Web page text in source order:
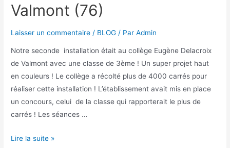
Valmont (76)
Laisser un commentaire / BLOG / ParAdmin
Notre seconde installation était au collège Eugène Delacroix
de Valmont avec une classe de 3ème ! Un super projet haut
en couleurs ! Le collège a récolté plus de 4000 carrés pour
réaliser cette installation ! L’établissement avait mis en place
un concours, celui de la classe qui rapporterait le plus de
carrés ! Les séances …
Lire la suite »